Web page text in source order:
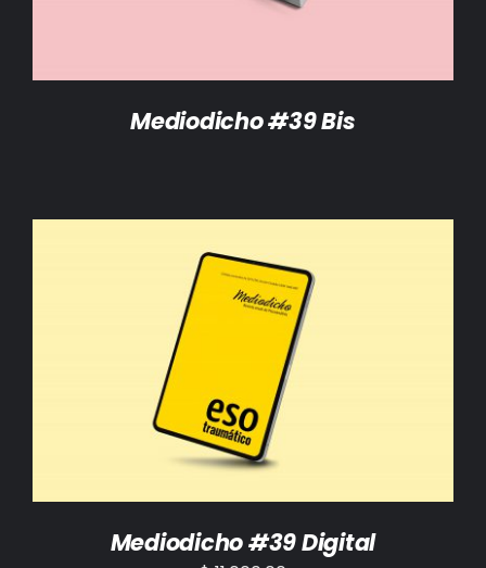
Mediodicho #39 Bis
AÑADIR AL CARRITO /
Mediodicho #39 Digital